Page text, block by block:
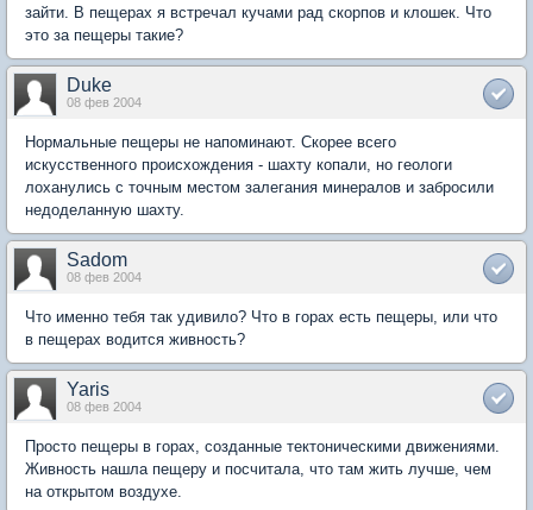
зайти. В пещерах я встречал кучами рад скорпов и клошек. Что
это за пещеры такие?
Duke
08 фев 2004
Нормальные пещеры не напоминают. Скорее всего
искусственного происхождения - шахту копали, но геологи
лоханулись с точным местом залегания минералов и забросили
недоделанную шахту.
Sadom
08 фев 2004
Что именно тебя так удивило? Что в горах есть пещеры, или что
в пещерах водится живность?
Yaris
08 фев 2004
Просто пещеры в горах, созданные тектоническими движениями.
Живность нашла пещеру и посчитала, что там жить лучше, чем
на открытом воздухе.